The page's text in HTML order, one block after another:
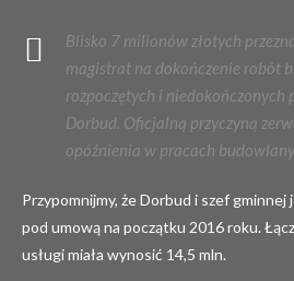
Blisko 7 milionów złotych
magistrat na dokończenie robót
rozpoczętych i niedokończonych
Dorbud. Oficjalną przyczyną
opóźnienia w pracach
Przypomnijmy, że Dorbud i szef
pod umową na początku 2016 roku.
usługi miała wynosić 14,5 mln.